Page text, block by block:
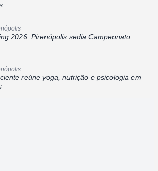
2026: Pirenópolis sedia Campeonato
reúne yoga, nutrição e psicologia em